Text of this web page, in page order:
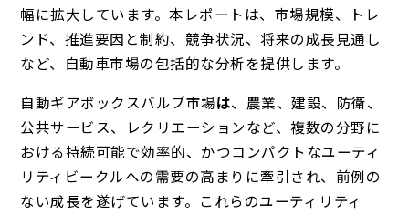
幅に拡大しています。本レポートは、市場規模、トレ
ンド、推進要因と制約、競争状況、将来の成長見通し
など、自動車市場の包括的な分析を提供します。
自動ギアボックスバルブ市場は、農業、建設、防衛、
公共サービス、レクリエーションなど、複数の分野に
おける持続可能で効率的、かつコンパクトなユーティ
リティビークルへの需要の高まりに牽引され、前例の
ない成長を遂げています。これらのユーティリティ